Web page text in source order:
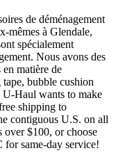
de déménagement
mêmes à Glendale,
spécialement
Nous avons des
matière de
bubble cushion
Haul wants to make
shipping to
contiguous U.S. on all
over $100, or choose
same-day service!